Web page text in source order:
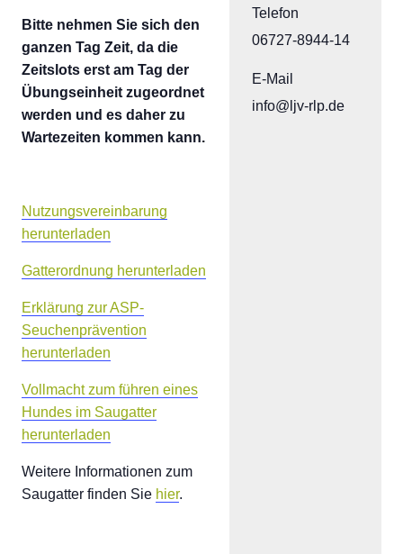
Bitte nehmen Sie sich den
ganzen Tag Zeit, da die
Zeitslots erst am Tag der
Übungseinheit zugeordnet
werden und es daher zu
Wartezeiten kommen kann.
Nutzungsvereinbarung
herunterladen
Gatterordnung herunterladen
Erklärung zur ASP-
Seuchenprävention
herunterladen
Vollmacht zum führen eines
Hundes im Saugatter
herunterladen
Weitere Informationen zum
Saugatter finden Sie hier.
Telefon
06727-8944-14
E-Mail
info@ljv-rlp.de